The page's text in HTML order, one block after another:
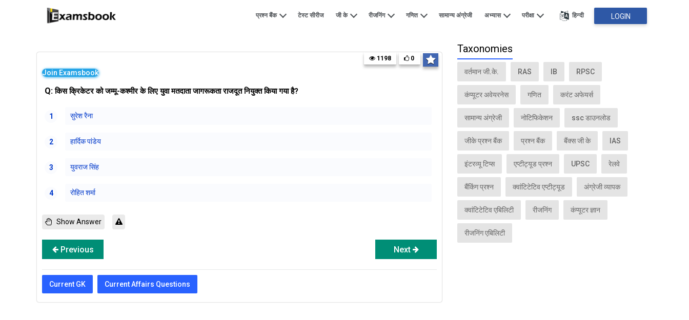
प्रश्न बैंक टेस्ट सीरीज जी के रीजनिंग गणित सामान्य अंग्रेजी अभ्यास परीक्षा हिन्दी LOGIN
Join Examsbook
1198 0
Q:किस क्रिकेटर को जम्मू-कश्मीर के लिए युवा मतदाता जागरूकता राजदूत नियुक्त किया गया है?
1 सुरेश रैना
2 हार्दिक पांडेय
3 युवराज सिंह
4 रोहित शर्मा
Show Answer
Previous Next
Current GK Current Affairs Questions
Taxonomies
वर्तमान जी.के. RAS IB RPSC
कंप्यूटर अवेयरनेस गणित करंट अफेयर्स
सामान्य अंग्रेजी नोटिफिकेशन ssc डाउनलोड
जीके प्रश्न बैंक प्रश्न बैंक बैंक्स जी के IAS
इंटरव्यू टिप्स एप्टीट्यूड प्रश्न UPSC रेलवे
बैंकिंग प्रश्न क्वांटिटेटिव एप्टीट्यूड अंग्रेजी व्यापक
क्वांटिटेटिव एबिलिटी रीजनिंग कंप्यूटर ज्ञान
रीजनिंग एबिलिटी